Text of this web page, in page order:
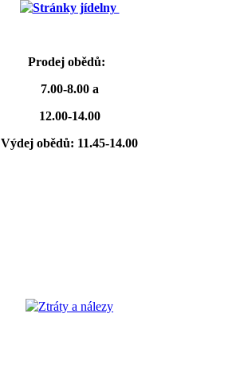
Stránky jídelny
Prodej obědů:
7.00-8.00 a
12.00-14.00
Výdej obědů: 11.45-14.00
Ztráty a nálezy